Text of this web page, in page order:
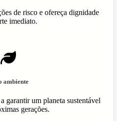
de risco e ofereça dignidade
imediato.
ambiente
garantir um planeta sustentável
gerações.